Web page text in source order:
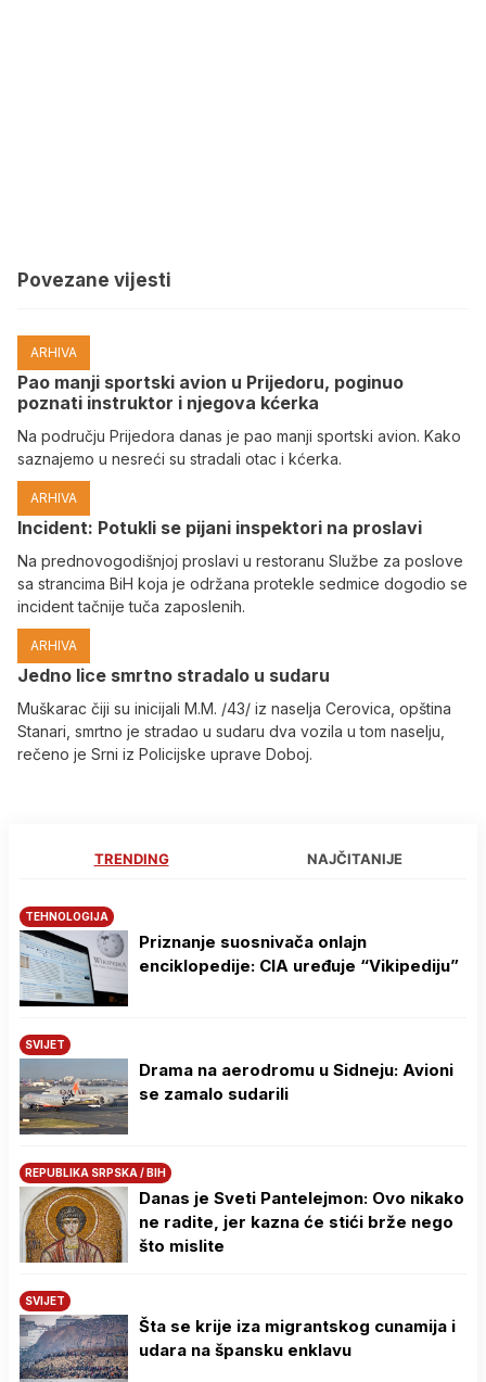
Povezane vijesti
ARHIVA
Pao manji sportski avion u Prijedoru, poginuo
poznati instruktor i njegova kćerka
Na području Prijedora danas je pao manji sportski avion. Kako
saznajemo u nesreći su stradali otac i kćerka.
ARHIVA
Incident: Potukli se pijani inspektori na proslavi
Na prednovogodišnjoj proslavi u restoranu Službe za poslove
sa strancima BiH koja je održana protekle sedmice dogodio se
incident tačnije tuča zaposlenih.
ARHIVA
Јedno lice smrtno stradalo u sudaru
Muškarac čiji su inicijali M.M. /43/ iz naselja Cerovica, opština
Stanari, smrtno je stradao u sudaru dva vozila u tom naselju,
rečeno je Srni iz Policijske uprave Doboj.
TRENDING NAJČITANIJE
TEHNOLOGIJA
Priznanje suosnivača onlajn
enciklopedije: CIA uređuje “Vikipediju”
SVIJET
Drama na aerodromu u Sidneju: Avioni
se zamalo sudarili
REPUBLIKA SRPSKA / BIH
Danas je Sveti Pantelejmon: Ovo nikako
ne radite, jer kazna će stići brže nego
što mislite
SVIJET
Šta se krije iza migrantskog cunamija i
udara na špansku enklavu